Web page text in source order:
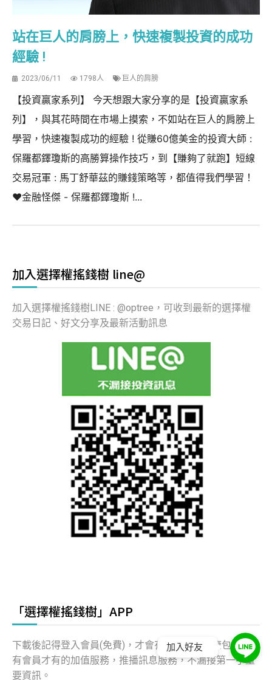
站在巨人的肩膀上，快速複製投資的成功
經驗 !
2023/06/11 1798人 巨人的肩膀
【投資贏家系列】 今天想跟大家分享的是【投資贏家系
列】，與其花時間在市場上摸索，不如站在巨人的肩膀上
學習，快速複製成功的經驗 ! 從賺60億美金的投資大師 :
保羅都鐸瓊斯的高勝算操作技巧，到【賺夠了就跑】短線
交易冠軍 : 馬丁舒華茲的賺錢策略等，都值得我們學習！
❤️金融怪傑 - 保羅都鐸瓊斯 !...
加入選擇權搖錢樹 line@
加入選擇權搖錢樹LINE : @optree，可收到最新的選擇權
交易日記、好文分享及最新活動訊息
「選擇權搖錢樹」APP
下載後記得登入會員(免費)，才會有好康~ 這好康包括只
有會員才有的加值服務，推播訊息服務，不漏接第一手重
要資訊。
加入好友